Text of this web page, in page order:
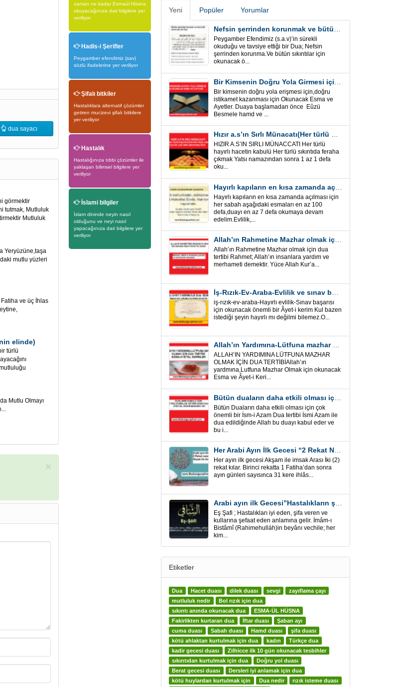
dua sayacı
görmektir
tutmak, Mutluluk
Mutluluk
mutlu yüzleri
ve üç İhlas
elinde)
türlü
Mutlu Olmayı
×
zaman ne kadar Esmaül Hüsna
okuyacağınıza dair bilgilere yer
veriliyor
Hadis-i Şerifler
Peygamber efendimiz (sav)
sözlü ifadelerine yer veriliyor
Şifalı bitkiler
Hastalıklara alternatif çözümler
getiren mucizevi şifalı bitkilere
yer veriliyor
Hastalık
Hastalığınıza tıbbi çözümler ile
yaklaşan bilimsel bilgilere yer
veriliyor
İslami bilgiler
İslam dininde neyin nasıl
olduğunu ve neyi nasıl
yapacağınıza dair bilgilere yer
veriliyor
Yeni Popüler Yorumlar
Peygamber Efendimiz (s.a.v)’in sürekli
okuduğu ve tavsiye ettiği bir Dua; Nefsin
şerrinden korunma.Ve bütün sıkıntılar için
okunacak ö...
Bir kimsenin doğru yola erişmesi için,doğru
istikamet kazanması için Okunacak Esma ve
Ayetler. Duaya başlamadan önce Eûzü
Besmele hamd ve ...
HIZIR A.S’IN SIRLI MÜNACCATI Her türlü
hayırlı hacetin kabulü Her türlü sıkıntıda feraha
çıkmak Yatsı namazından sonra 1 az 1 defa
oku...
Hayırlı kapıların en kısa zamanda açılması için Esmalar ve Dua
Hayırlı kapıların en kısa zamanda açılması için
her sabah aşağıdaki esmaları en az 100
defa,duayı en az 7 defa okumaya devam
edelim.Evlilik,...
Allah’ın Rahmetine Mazhar olmak için ” Esmalar-Ayet ve Dualar”
Allah’ın Rahmetine Mazhar olmak için dua
tertibi Rahmet; Allah’ın insanlara yardım ve
merhameti demektir. Yüce Allah Kur’a...
iş-rızık-ev-araba-Hayırlı evlilik-Sınav başarısı
için okunacak önemli bir Âyet-i kerim Kul bazen
istediği şeyin hayırlı mı değilmi bilemez.O...
ALLAH’IN YARDIMINA LÜTFUNA MAZHAR
OLMAK İÇİN DUA TERTİBİAllah’ın
yardmına,Lutfuna Mazhar Olmak için okunacak
Esma ve Âyet-i Keri...
Bütün duaların daha etkili olması için önemli bir İsm-i Azam Dua Tertibi
Bütün Duaların daha etkili olması için çok
önemli bir İsm-i Azam Dua tertibi İsmi Azam ile
dua edildiğinde Allah bu duayı kabul eder ve
bu i...
Her Arabi Ayın İlk Gecesi “2 Rekat Namaz” O Ay tüm belalardan kurtuluş
Her ayın ilk gecesi Akşam ile imsak Arası İki (2)
rekat kılar. Birinci rekatta 1 Fatiha’dan sonra
ayın günleri sayısınca 31 kere ihlâs...
Arabi ayın ilk Gecesi”Hastalıkların şifa için” Eş-Şafi
Eş Şafi ; Hastalıkları iyi eden, şifa veren ve
kullarına şefaat eden anlamına gelir. İmâm-ı
Bistâmî (Rahimehulláh)in beyânı vechile; her
kim...
Etiketler
Dua Hacet duası dilek duası sevgi
zayıflama çayı
mutluluk nedir
Bol rızık için dua
sıkıntı anında okunacak dua
ESMA-ÜL HÜSNA
Fakirlikten kurtaran dua
İftar duası
Şaban ayı
cuma duası
Sabah duası Hamd duası
şifa duası
kötü ahlaktan kurtulmak için dua
kadın
Türkçe dua
kadir gecesi duası
Zilhicce ilk 10 gün okunacak tesbihler
sıkıntıdan kurtulmak için dua
Doğru yol duası
Berat gecesi duası
Dersleri iyi anlamak için dua
kötü huylardan kurtulmak için
Dua nedir rızık isteme duası